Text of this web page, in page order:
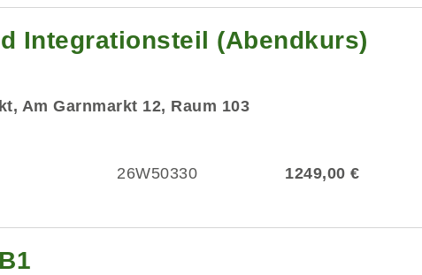
Integrationsteil (Abendkurs)
Am Garnmarkt 12, Raum 103
26W50330 1249,00 €